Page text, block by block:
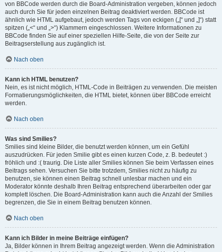
von BBCode werden durch die Board-Administration vergeben, können jedoch
auch durch Sie für jeden einzelnen Beitrag deaktiviert werden. BBCode ist
ähnlich wie HTML aufgebaut, jedoch werden Tags von eckigen („[“ und „]“) statt
spitzen („<“ und „>“) Klammern eingeschlossen. Weitere Informationen zu
BBCode finden Sie auf einer speziellen Hilfe-Seite, die von der Seite zur
Beitragserstellung aus zugänglich ist.
Nach oben
Kann ich HTML benutzen?
Nein, es ist nicht möglich, HTML-Code in Beiträgen zu verwenden. Die meisten
Formatierungsmöglichkeiten, die HTML bietet, können über BBCode erreicht
werden.
Nach oben
Was sind Smilies?
Smilies sind kleine Bilder, die benutzt werden können, um ein Gefühl
auszudrücken. Für jeden Smilie gibt es einen kurzen Code, z. B. bedeutet :)
fröhlich und :( traurig. Die Liste aller Smilies können Sie beim Verfassen eines
Beitrags sehen. Versuchen Sie bitte trotzdem, Smilies nicht zu häufig zu
benutzen, sie können einen Beitrag schnell unlesbar machen und ein
Moderator könnte deshalb Ihren Beitrag entsprechend überarbeiten oder gar
komplett löschen. Die Board-Administration kann auch die Anzahl der Smilies
begrenzen, die Sie in einem Beitrag benutzen können.
Nach oben
Kann ich Bilder in meine Beiträge einfügen?
Ja, Bilder können in Ihrem Beitrag angezeigt werden. Wenn die Administration